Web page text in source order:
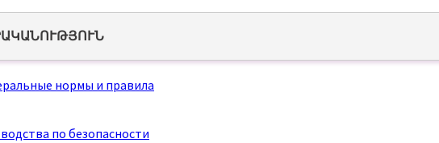
нормы и правила
по безопасности